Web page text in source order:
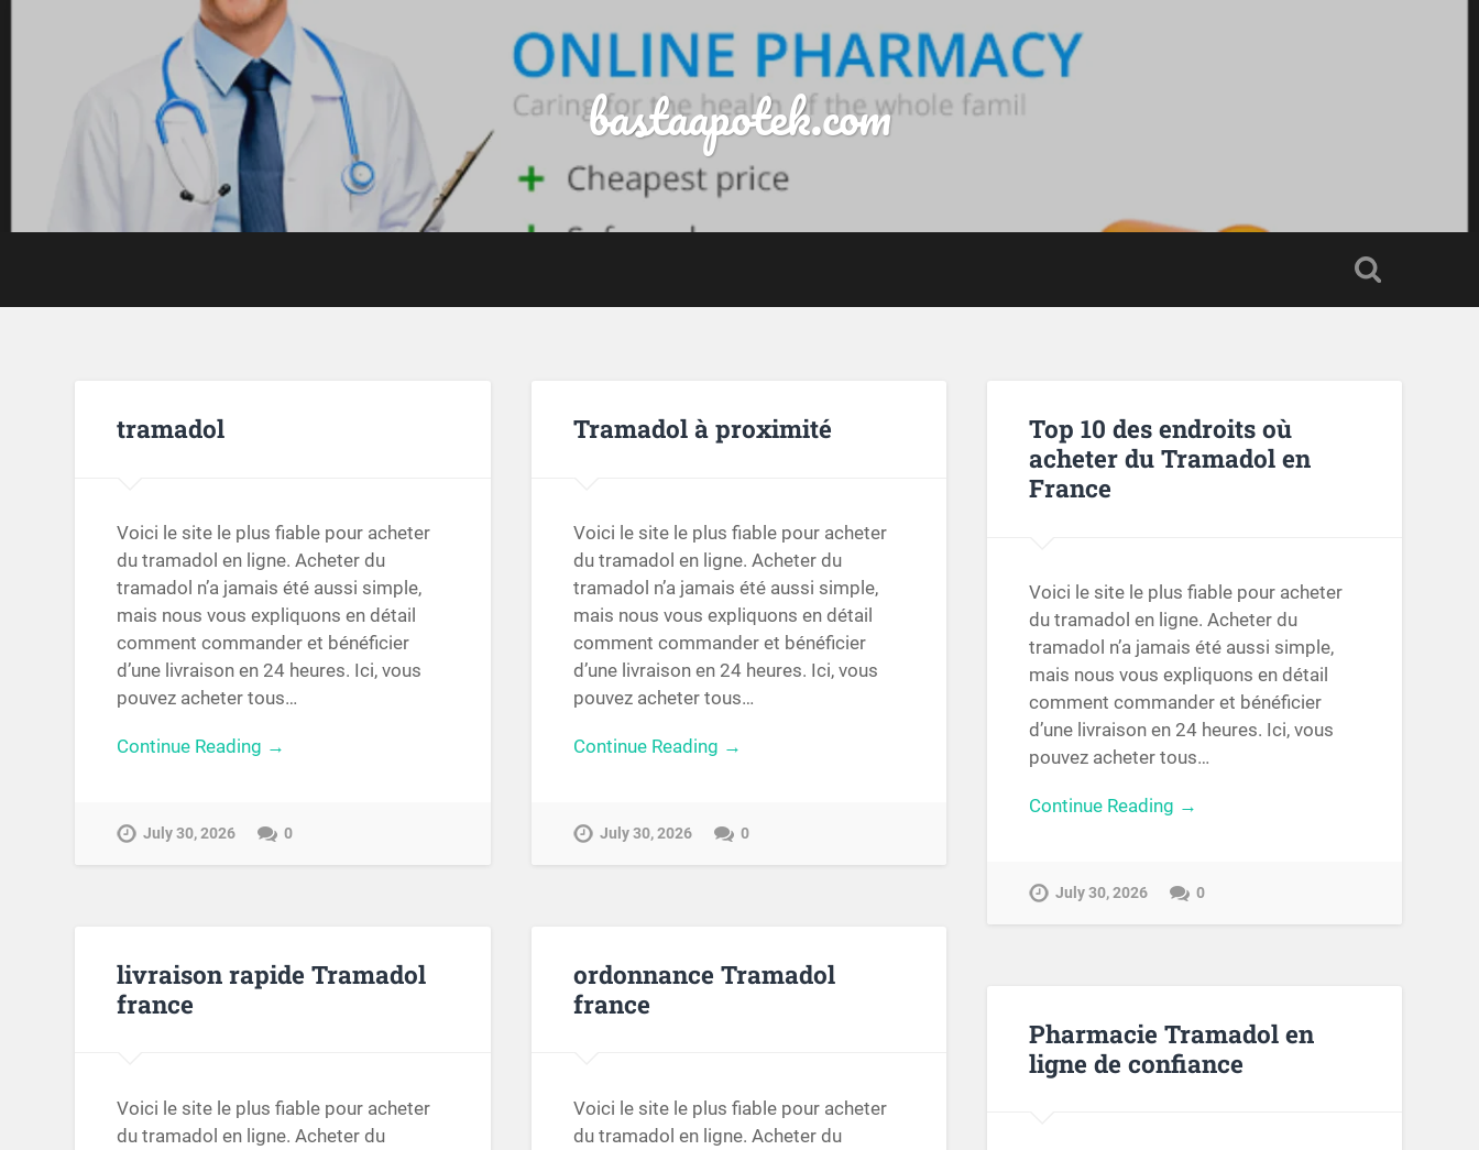
bastaapotek.com
tramadol
Voici le site le plus fiable pour acheter
du tramadol en ligne. Acheter du
tramadol n’a jamais été aussi simple,
mais nous vous expliquons en détail
comment commander et bénéficier
d’une livraison en 24 heures. Ici, vous
pouvez acheter tous…
Continue Reading →
July 30, 2026 0
Tramadol à proximité
Voici le site le plus fiable pour acheter
du tramadol en ligne. Acheter du
tramadol n’a jamais été aussi simple,
mais nous vous expliquons en détail
comment commander et bénéficier
d’une livraison en 24 heures. Ici, vous
pouvez acheter tous…
Continue Reading →
July 30, 2026 0
Top 10 des endroits où
acheter du Tramadol en
France
Voici le site le plus fiable pour acheter
du tramadol en ligne. Acheter du
tramadol n’a jamais été aussi simple,
mais nous vous expliquons en détail
comment commander et bénéficier
d’une livraison en 24 heures. Ici, vous
pouvez acheter tous…
Continue Reading →
July 30, 2026 0
livraison rapide Tramadol
france
Voici le site le plus fiable pour acheter
du tramadol en ligne. Acheter du
ordonnance Tramadol
france
Voici le site le plus fiable pour acheter
du tramadol en ligne. Acheter du
Pharmacie Tramadol en
ligne de confiance